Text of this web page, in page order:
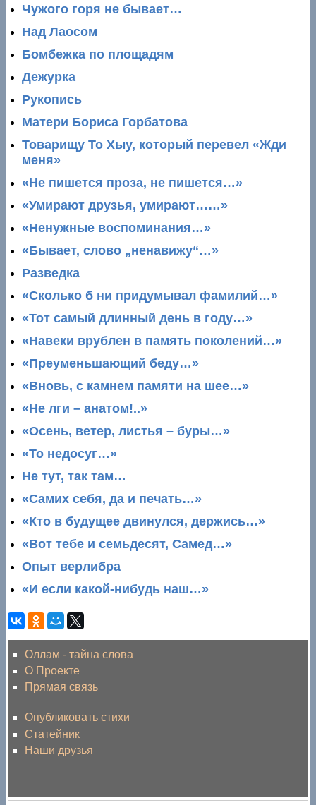
Чужого горя не бывает…
Над Лаосом
Бомбежка по площадям
Дежурка
Рукопись
Матери Бориса Горбатова
Товарищу То Хыу, который перевел «Жди
меня»
«Не пишется проза, не пишется…»
«Умирают друзья, умирают……»
«Ненужные воспоминания…»
«Бывает, слово „ненавижу“…»
Разведка
«Сколько б ни придумывал фамилий…»
«Тот самый длинный день в году…»
«Навеки врублен в память поколений…»
«Преуменьшающий беду…»
«Вновь, с камнем памяти на шее…»
«Не лги – анатом!..»
«Осень, ветер, листья – буры…»
«То недосуг…»
Не тут, так там…
«Самих себя, да и печать…»
«Кто в будущее двинулся, держись…»
«Вот тебе и семьдесят, Самед…»
Опыт верлибра
«И если какой-нибудь наш…»
Оллам - тайна слова
О Проекте
Прямая связь
Опубликовать стихи
Статейник
Наши друзья